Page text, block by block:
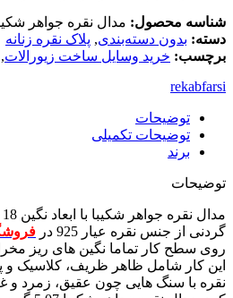
شناسه محصول: مدال نقره جواهر
دسته: بدون دسته‌بندی, پلاک نقره زنانه
برچسب: خرید وسایل ساخت زیورالات,
rekabfarsi
توضیحات
توضیحات تکمیلی
برند
توضیحات
گردنی از جنس نقره عیار 925 در
روی سطح کار تماما نگین های ریز
این کار شامل ظاهر ظریف، کلاسیک و
نقره با سنگ هایی چون عقیق، زمرد و